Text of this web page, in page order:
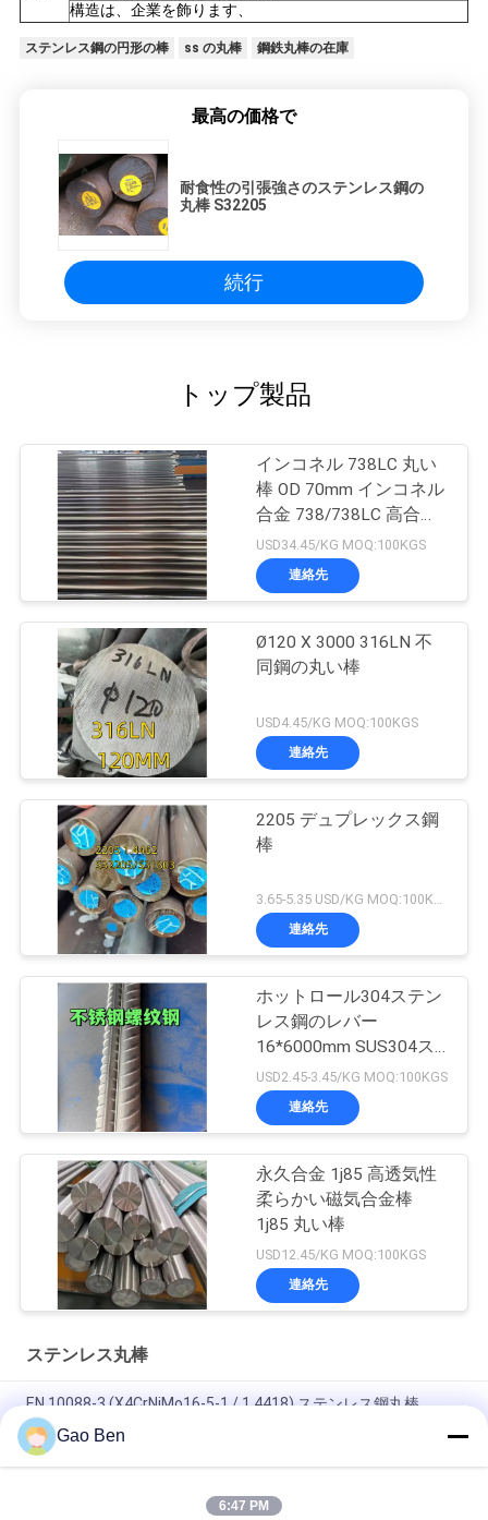
構造は、企業を飾ります、
ステンレス鋼の円形の棒 ss の丸棒 鋼鉄丸棒の在庫
最高の価格で
耐食性の引張強さのステンレス鋼の
丸棒 S32205
続行
トップ製品
インコネル 738LC 丸い
棒 OD 70mm インコネル
合金 738/738LC 高合金
丸い棒
USD34.45/KG MOQ:100KGS
連絡先
Ø120 X 3000 316LN 不
同鋼の丸い棒
USD4.45/KG MOQ:100KGS
連絡先
2205 デュプレックス鋼
棒
3.65-5.35 USD/KG MOQ:100KGS
連絡先
ホットロール304ステン
レス鋼のレバー
16*6000mm SUS304ス
レッドストッド
USD2.45-3.45/KG MOQ:100KGS
連絡先
永久合金 1j85 高透気性
柔らかい磁気合金棒
1j85 丸い棒
USD12.45/KG MOQ:100KGS
連絡先
ステンレス丸棒
EN 10088-3 (X4CrNiMo16-5-1 / 1.4418) ステンレス鋼丸棒
110mm
SUS304ねじ棒 SUS304ステンレス鉄筋 Ø22×6000mm
ステンレス鋼 SUS316Ti 丸棒 ASTM A276 316Ti つや出し棒
Gao Ben
6:47 PM